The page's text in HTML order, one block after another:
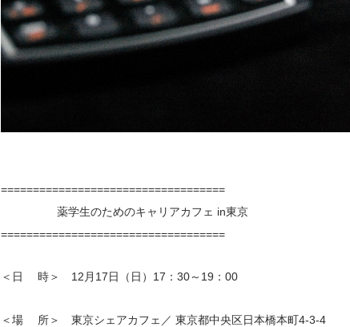
===================================
薬学生のためのキャリアカフェ in東京
===================================
＜日 時＞ 12月17日（日）17：30～19：00
＜場 所＞ 東京シェアカフェ／ 東京都中央区日本橋本町4-3-4